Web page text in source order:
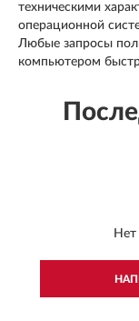
техническими
операционной
Любые запросы
компьютером
Нет